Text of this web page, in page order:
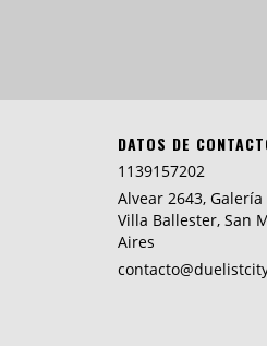
DATOS DE
1139157202
Alvear 2643, Galería
Villa Ballester, San
Aires